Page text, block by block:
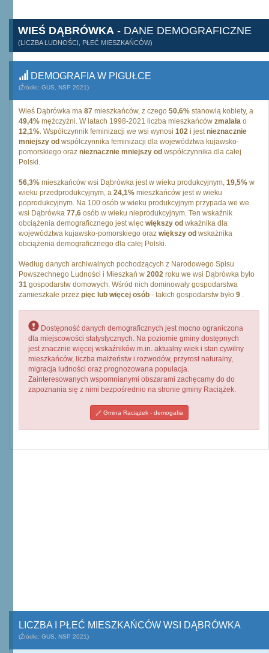
WIEŚ DĄBRÓWKA - DANE DEMOGRAFICZNE
(LICZBA LUDNOŚCI, PŁEĆ MIESZKAŃCÓW)
DEMOGRAFIA W PIGUŁCE
(Źródło: GUS, NSP 2021)
Wieś Dąbrówka ma 87 mieszkańców, z czego 50,6% stanowią kobiety, a
49,4% mężczyźni. W latach 1998-2021 liczba mieszkańców zmalała o
12,1%. Współczynnik feminizacji we wsi wynosi 102 i jestnieznacznie
mniejszy od współczynnika feminizacji dla województwa kujawsko-
pomorskiego oraz nieznacznie mniejszy od współczynnika dla całej
Polski.
56,3% mieszkańców wsi Dąbrówka jest w wieku produkcyjnym, 19,5% w
wieku przedprodukcyjnym, a 24,1% mieszkańców jest w wieku
poprodukcyjnym. Na 100 osób w wieku produkcyjnym przypada we we
wsi Dąbrówka 77,6 osób w wieku nieprodukcyjnym. Ten wskaźnik
obciążenia demograficznego jest więc większy od wkażnika dla
województwa kujawsko-pomorskiego oraz większy od wskażnika
obciążenia demograficznego dla całej Polski.
Według danych archiwalnych pochodzących z Narodowego Spisu
Powszechnego Ludności i Mieszkań w 2002 roku we wsi Dąbrówka było
31 gospodarstw domowych. Wśród nich dominowały gospodarstwa
zamieszkałe przez pięc lub więcej osób - takich gospodarstw było 9 .
Dostępność danych demograficznych jest mocno ograniczona
dla miejscowości statystycznych. Na poziomie gminy dostępnych
jest znacznie więcej wskaźników m.in. aktualny wiek i stan cywilny
mieszkańców, liczba małżeństw i rozwodów, przyrost naturalny,
migracja ludności oraz prognozowana populacja.
Zainteresowanych wspomnianymi obszarami zachęcamy do do
zapoznania się z nimi bezpośrednio na stronie gminy Raciążek.
Gmina Raciążek - demogafia
LICZBA I PŁEĆ MIESZKAŃCÓW WSI DĄBRÓWKA
(Źródło: GUS, NSP 2021)